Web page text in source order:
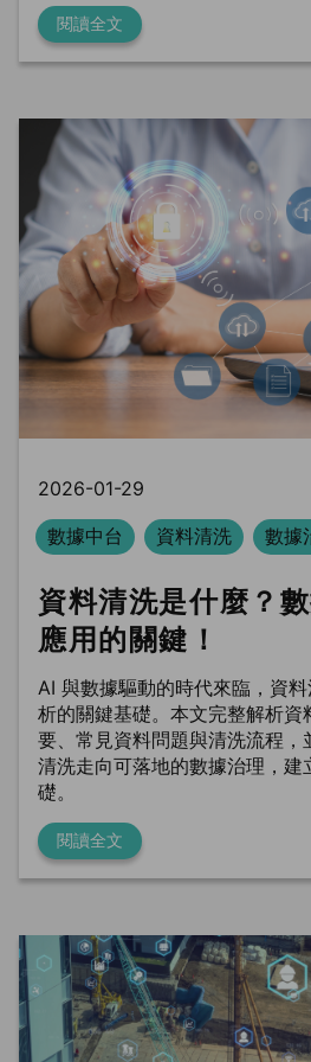
閱讀全文
2026-01-29
數據中台
資料清洗 數據
資料清洗是什麼？
應用的關鍵！
AI 與數據驅動的時代來臨，資
析的關鍵基礎。本文完整解析資
要、常見資料問題與清洗流程，
清洗走向可落地的數據治理，建
礎。
閱讀全文